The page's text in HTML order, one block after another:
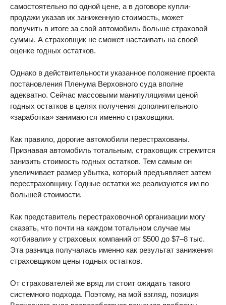
самостоятельно по одной цене, а в договоре купли-
продажи указав их заниженную стоимость, может
получить в итоге за свой автомобиль больше страховой
суммы. А страховщик не сможет настаивать на своей
оценке годных остатков.
Однако в действительности указанное положение проекта
постановления Пленума Верховного суда вполне
адекватно. Сейчас массовыми манипуляциями ценой
годных остатков в целях получения дополнительного
«заработка» занимаются именно страховщики.
Как правило, дорогие автомобили перестрахованы.
Признавая автомобиль тотальным, страховщик стремится
занизить стоимость годных остатков. Тем самым он
увеличивает размер убытка, который предъявляет затем
перестраховщику. Годные остатки же реализуются им по
большей стоимости.
Как представитель перестраховочной организации могу
сказать, что почти на каждом тотальном случае мы
«отбивали» у страховых компаний от $500 до $7–8 тыс.
Эта разница получалась именно как результат занижения
страховщиком цены годных остатков.
От страхователей же вряд ли стоит ожидать такого
системного подхода. Поэтому, на мой взгляд, позиция